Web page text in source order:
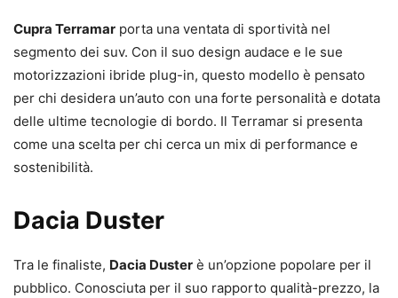
Cupra Terramar porta una ventata di sportività nel
segmento dei suv. Con il suo design audace e le sue
motorizzazioni ibride plug-in, questo modello è pensato
per chi desidera un’auto con una forte personalità e dotata
delle ultime tecnologie di bordo. Il Terramar si presenta
come una scelta per chi cerca un mix di performance e
sostenibilità.
Dacia Duster
Tra le finaliste, Dacia Duster è un’opzione popolare per il
pubblico. Conosciuta per il suo rapporto qualità-prezzo, la